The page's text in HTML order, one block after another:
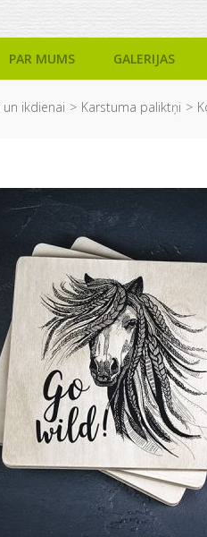
PAR MUMS GALERIJAS
un ikdienai Karstuma paliktņi